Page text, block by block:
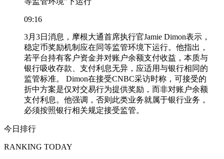
09:16
3月3日消息，摩根大通首席执行官Jamie Dimon表示，
稳定币奖励机制应在同等监管环境下运行。他指出，
若平台持有客户资金并对账户余额支付收益，本质与
银行吸收存款、支付利息无异，应适用与银行相同的
监管标准。 Dimon在接受CNBC采访时称，可接受的
折中方案是仅对交易行为提供奖励，而非对账户余额
支付利息。他强调，否则此类业务就属于银行业务，
必须按照银行相关规定接受监管。
今日排行
RANKING TODAY